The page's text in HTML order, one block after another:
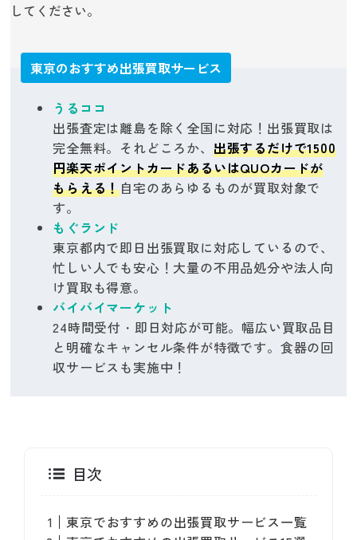
してください。
東京のおすすめ出張買取サービス
うるココ
出張査定は離島を除く全国に対応！出張買取は
完全無料。それどころか、 出張するだけで1500
円楽天ポイントカードあるいはQUOカードが
もらえる！自宅のあらゆるものが買取対象で
す。
もぐランド
東京都内で即日出張買取に対応しているので、
忙しい人でも安心！大量の不用品処分や法人向
け買取も得意。
バイバイマーケット
24時間受付・即日対応が可能。幅広い買取品目
と明確なキャンセル条件が特徴です。食器の回
収サービスも実施中！
目次
東京でおすすめの出張買取サービス一覧